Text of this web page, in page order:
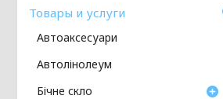
Товары и услуги
Автоаксесуари
Автолінолеум
Бічне скло